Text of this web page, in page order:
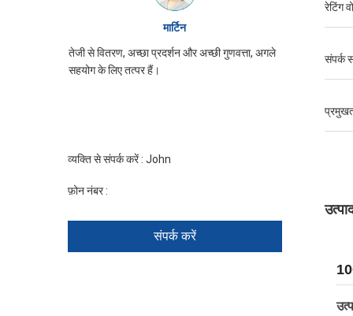
मार्टिन
तेजी से वितरण, अच्छा प्रदर्शन और अच्छी गुणवत्ता, अगले
सहयोग के लिए तत्पर हैं।
JINPAT
व्यक्ति से संपर्क करें : John
फ़ोन नंबर :
संपर्क करें
रेटिंग
संपर्क